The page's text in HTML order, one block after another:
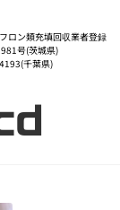
ロン類充填回収業者登録
号(茨城県)
千葉県)